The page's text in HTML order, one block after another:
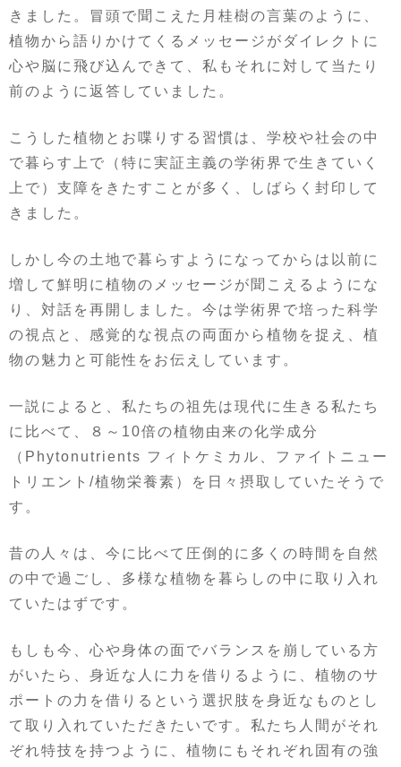
きました。冒頭で聞こえた月桂樹の言葉のように、
植物から語りかけてくるメッセージがダイレクトに
心や脳に飛び込んできて、私もそれに対して当たり
前のように返答していました。
こうした植物とお喋りする習慣は、学校や社会の中
で暮らす上で（特に実証主義の学術界で生きていく
上で）支障をきたすことが多く、しばらく封印して
きました。
しかし今の土地で暮らすようになってからは以前に
増して鮮明に植物のメッセージが聞こえるようにな
り、対話を再開しました。今は学術界で培った科学
の視点と、感覚的な視点の両面から植物を捉え、植
物の魅力と可能性をお伝えしています。
一説によると、私たちの祖先は現代に生きる私たち
に比べて、８～10倍の植物由来の化学成分
（Phytonutrients フィトケミカル、ファイトニュー
トリエント/植物栄養素）を日々摂取していたそうで
す。
昔の人々は、今に比べて圧倒的に多くの時間を自然
の中で過ごし、多様な植物を暮らしの中に取り入れ
ていたはずです。
もしも今、心や身体の面でバランスを崩している方
がいたら、身近な人に力を借りるように、植物のサ
ポートの力を借りるという選択肢を身近なものとし
て取り入れていただきたいです。私たち人間がそれ
ぞれ特技を持つように、植物にもそれぞれ固有の強